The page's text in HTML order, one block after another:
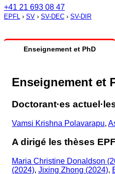
+41 21 693 08 47
EPFL › SV › SV-DEC › SV-DIR
Enseignement et PhD
Enseignement et
Doctorant·es
Vamsi Krishna Polavarapu,
A dirigé les thèses
Maria Christine Donaldson
(2024), Jixing Zhong (2024),